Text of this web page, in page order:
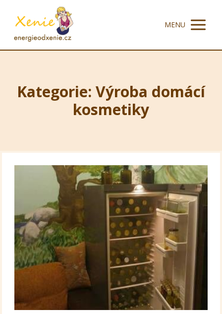
MENU
Kategorie: Výroba domácí
kosmetiky